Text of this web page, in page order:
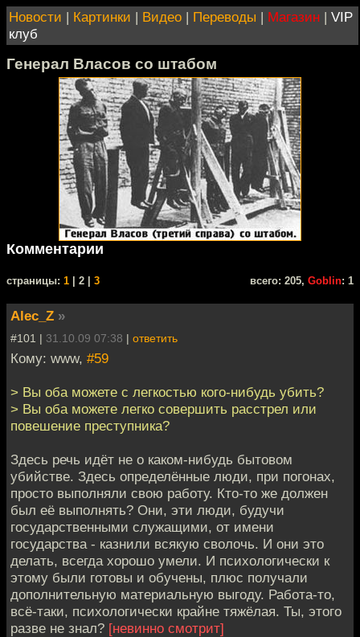
Новости | Картинки | Видео | Переводы | Магазин | VIP
клуб
Генерал Власов со штабом
Комментарии
cтраницы: 1 | 2 | 3 всего: 205, Goblin: 1
Alec_Z »
#101 | 31.10.09 07:38 | ответить
Кому: www, #59
> Вы оба можете с легкостью кого-нибудь убить?
> Вы оба можете легко совершить расстрел или
повешение преступника?
Здесь речь идёт не о каком-нибудь бытовом
убийстве. Здесь определённые люди, при погонах,
просто выполняли свою работу. Кто-то же должен
был её выполнять? Они, эти люди, будучи
государственными служащими, от имени
государства - казнили всякую сволочь. И они это
делать, всегда хорошо умели. И психологически к
этому были готовы и обучены, плюс получали
дополнительную материальную выгоду. Работа-то,
всё-таки, психологически крайне тяжёлая. Ты, этого
разве не знал? [невинно смотрит]